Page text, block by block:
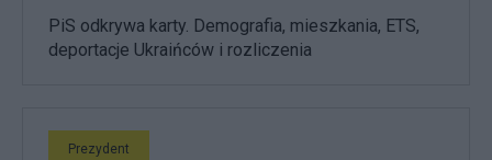
PiS odkrywa karty. Demografia, mieszkania, ETS,
deportacje Ukraińców i rozliczenia
Prezydent